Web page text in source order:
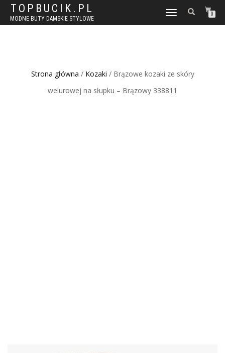
TOPBUCIK.PL
MODNE BUTY DAMSKIE STYLOWE
WŁĄCZ
NAWIGACJĘ
0
Strona główna / Kozaki / Brązowe kozaki ze skóry
welurowej na słupku – Brązowy 338811